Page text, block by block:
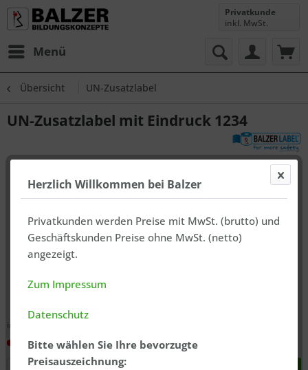
Menü
Privatkunde
inkl. MwSt.
Übersicht UN-Zusatzlabel
UN-Zusatzlabel mit Eindruck 1234
inkl. MwSt., zzgl.
In 3-7 Tagen bei Ihnen*
Herzlich Willkommen bei Balzer
Privatkunden werden Preise mit MwSt. (brutto) und
Geschäftskunden Preise ohne MwSt. (netto)
angezeigt.
Zum Impressum
Datenschutz
Bitte wählen Sie Ihre bevorzugte
Preisauszeichnung: